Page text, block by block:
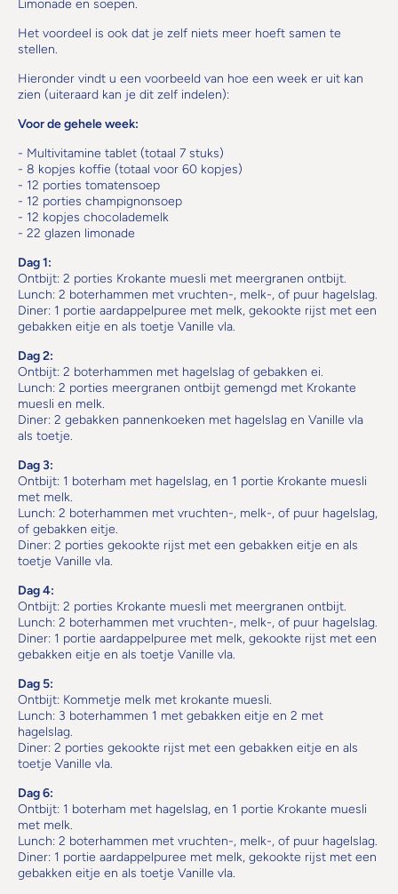
Limonade en soepen.
Het voordeel is ook dat je zelf niets meer hoeft samen te
stellen.
Hieronder vindt u een voorbeeld van hoe een week er uit kan
zien (uiteraard kan je dit zelf indelen):
Voor de gehele week:
- Multivitamine tablet (totaal 7 stuks)
- 8 kopjes koffie (totaal voor 60 kopjes)
- 12 porties tomatensoep
- 12 porties champignonsoep
- 12 kopjes chocolademelk
- 22 glazen limonade
Dag 1:
Ontbijt: 2 porties Krokante muesli met meergranen ontbijt.
Lunch: 2 boterhammen met vruchten-, melk-, of puur hagelslag.
Diner: 1 portie aardappelpuree met melk, gekookte rijst met een
gebakken eitje en als toetje Vanille vla.
Dag 2:
Ontbijt: 2 boterhammen met hagelslag of gebakken ei.
Lunch: 2 porties meergranen ontbijt gemengd met Krokante
muesli en melk.
Diner: 2 gebakken pannenkoeken met hagelslag en Vanille vla
als toetje.
Dag 3:
Ontbijt: 1 boterham met hagelslag, en 1 portie Krokante muesli
met melk.
Lunch: 2 boterhammen met vruchten-, melk-, of puur hagelslag,
of gebakken eitje.
Diner: 2 porties gekookte rijst met een gebakken eitje en als
toetje Vanille vla.
Dag 4:
Ontbijt: 2 porties Krokante muesli met meergranen ontbijt.
Lunch: 2 boterhammen met vruchten-, melk-, of puur hagelslag.
Diner: 1 portie aardappelpuree met melk, gekookte rijst met een
gebakken eitje en als toetje Vanille vla.
Dag 5:
Ontbijt: Kommetje melk met krokante muesli.
Lunch: 3 boterhammen 1 met gebakken eitje en 2 met
hagelslag.
Diner: 2 porties gekookte rijst met een gebakken eitje en als
toetje Vanille vla.
Dag 6:
Ontbijt: 1 boterham met hagelslag, en 1 portie Krokante muesli
met melk.
Lunch: 2 boterhammen met vruchten-, melk-, of puur hagelslag.
Diner: 1 portie aardappelpuree met melk, gekookte rijst met een
gebakken eitje en als toetje Vanille vla.